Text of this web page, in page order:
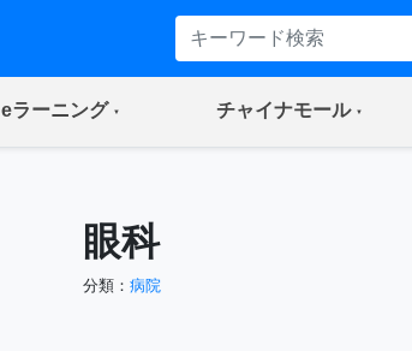
eラーニング(current) チャイナモール(current)
眼科
分類： 病院